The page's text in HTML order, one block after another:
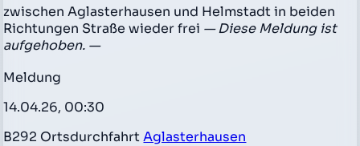
zwischen Aglasterhausen und Helmstadt in beiden
Richtungen Straße wieder frei — Diese Meldung ist
aufgehoben. —
Meldung
14.04.26, 00:30
B292 OrtsdurchfahrtAglasterhausen